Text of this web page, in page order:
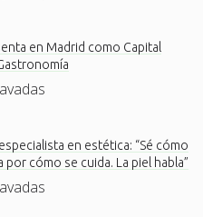
en Madrid como Capital
en estética: “Sé cómo
por cómo se cuida. La piel habla”